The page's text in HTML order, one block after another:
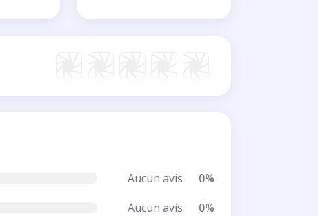
Aucun avis
0%
Aucun avis
0%